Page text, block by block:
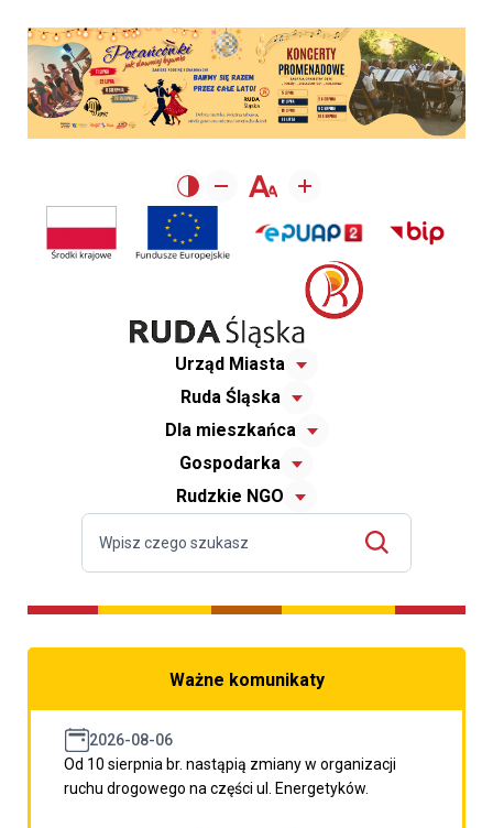
Urząd Miasta
Ruda Śląska
Dla mieszkańca
Gospodarka
Rudzkie NGO
Ważne komunikaty
2026-08-06
Od 10 sierpnia br. nastąpią zmiany w organizacji
ruchu drogowego na części ul. Energetyków.